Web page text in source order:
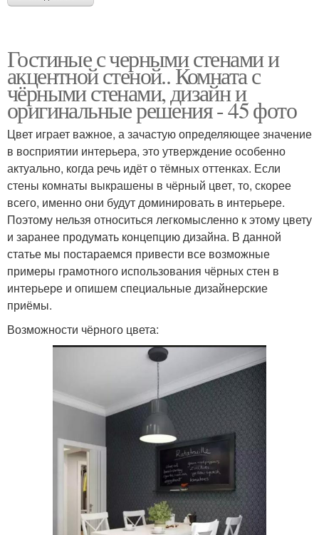
Гостиные с черными стенами и
акцентной стеной.. Комната с
чёрными стенами, дизайн и
оригинальные решения - 45 фото
Цвет играет важное, а зачастую определяющее значение
в восприятии интерьера, это утверждение особенно
актуально, когда речь идёт о тёмных оттенках. Если
стены комнаты выкрашены в чёрный цвет, то, скорее
всего, именно они будут доминировать в интерьере.
Поэтому нельзя относиться легкомысленно к этому цвету
и заранее продумать концепцию дизайна. В данной
статье мы постараемся привести все возможные
примеры грамотного использования чёрных стен в
интерьере и опишем специальные дизайнерские
приёмы.
Возможности чёрного цвета: